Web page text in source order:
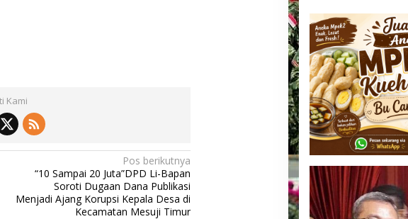
Kami
Pos berikutnya
“10 Sampai 20 Juta”DPD Li-Bapan
Soroti Dugaan Dana Publikasi
Menjadi Ajang Korupsi Kepala Desa di
Kecamatan Mesuji Timur